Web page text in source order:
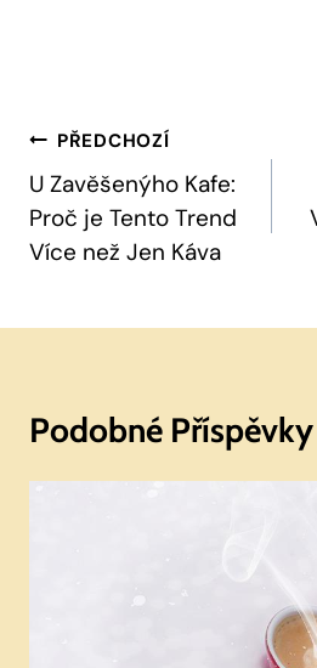
Navigace
Pro
Příspěvek
PŘEDCHOZÍ
U Zavěšenýho Kafe:
Proč je Tento Trend
Více než Jen Káva
Podobné Příspěvky